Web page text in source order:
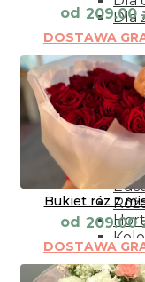
Dla
Dla
Na
Rodzaje
od 209.00
DOSTAWA
Bukiet róz z
od 209.00
DOSTAWA